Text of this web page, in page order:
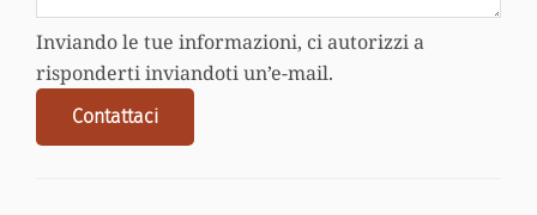
Inviando le tue informazioni, ci autorizzi a
risponderti inviandoti un’e-mail.
Contattaci